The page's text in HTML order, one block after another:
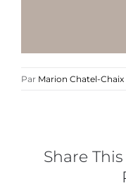
Blog
Par Marion Chatel-Chaix
Share